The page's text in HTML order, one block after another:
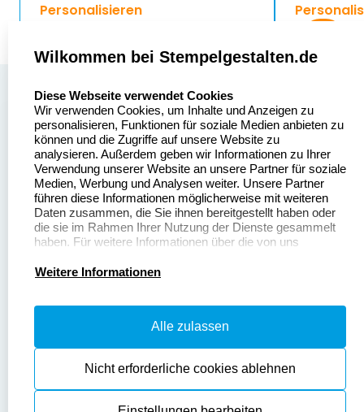
Personalisieren
Stempelgestalten.de
Asterlager Straße 97
47228 Duisburg
Deutschland
Über uns
Sitemap
Alle
Stempelinformationen
Dateivorgaben
Fragen & Antworten
Datenschutzerklärung
Widerrufsrecht
Zahlung & Versand
Widerruf & Rückgabe
Wilkommen bei Stempelgestalten.de
Diese Webseite verwendet Cookies
Wir verwenden Cookies, um Inhalte und Anzeigen zu
personalisieren, Funktionen für soziale Medien anbieten zu
können und die Zugriffe auf unsere Website zu
analysieren. Außerdem geben wir Informationen zu Ihrer
Verwendung unserer Website an unsere Partner für soziale
Medien, Werbung und Analysen weiter. Unsere Partner
führen diese Informationen möglicherweise mit weiteren
Daten zusammen, die Sie ihnen bereitgestellt haben oder
die sie im Rahmen Ihrer Nutzung der Dienste gesammelt
haben. Für weitere Informationen über die von uns
Datenschutzerklärung.
Weitere Informationen
Alle zulassen
Nicht erforderliche cookies ablehnen